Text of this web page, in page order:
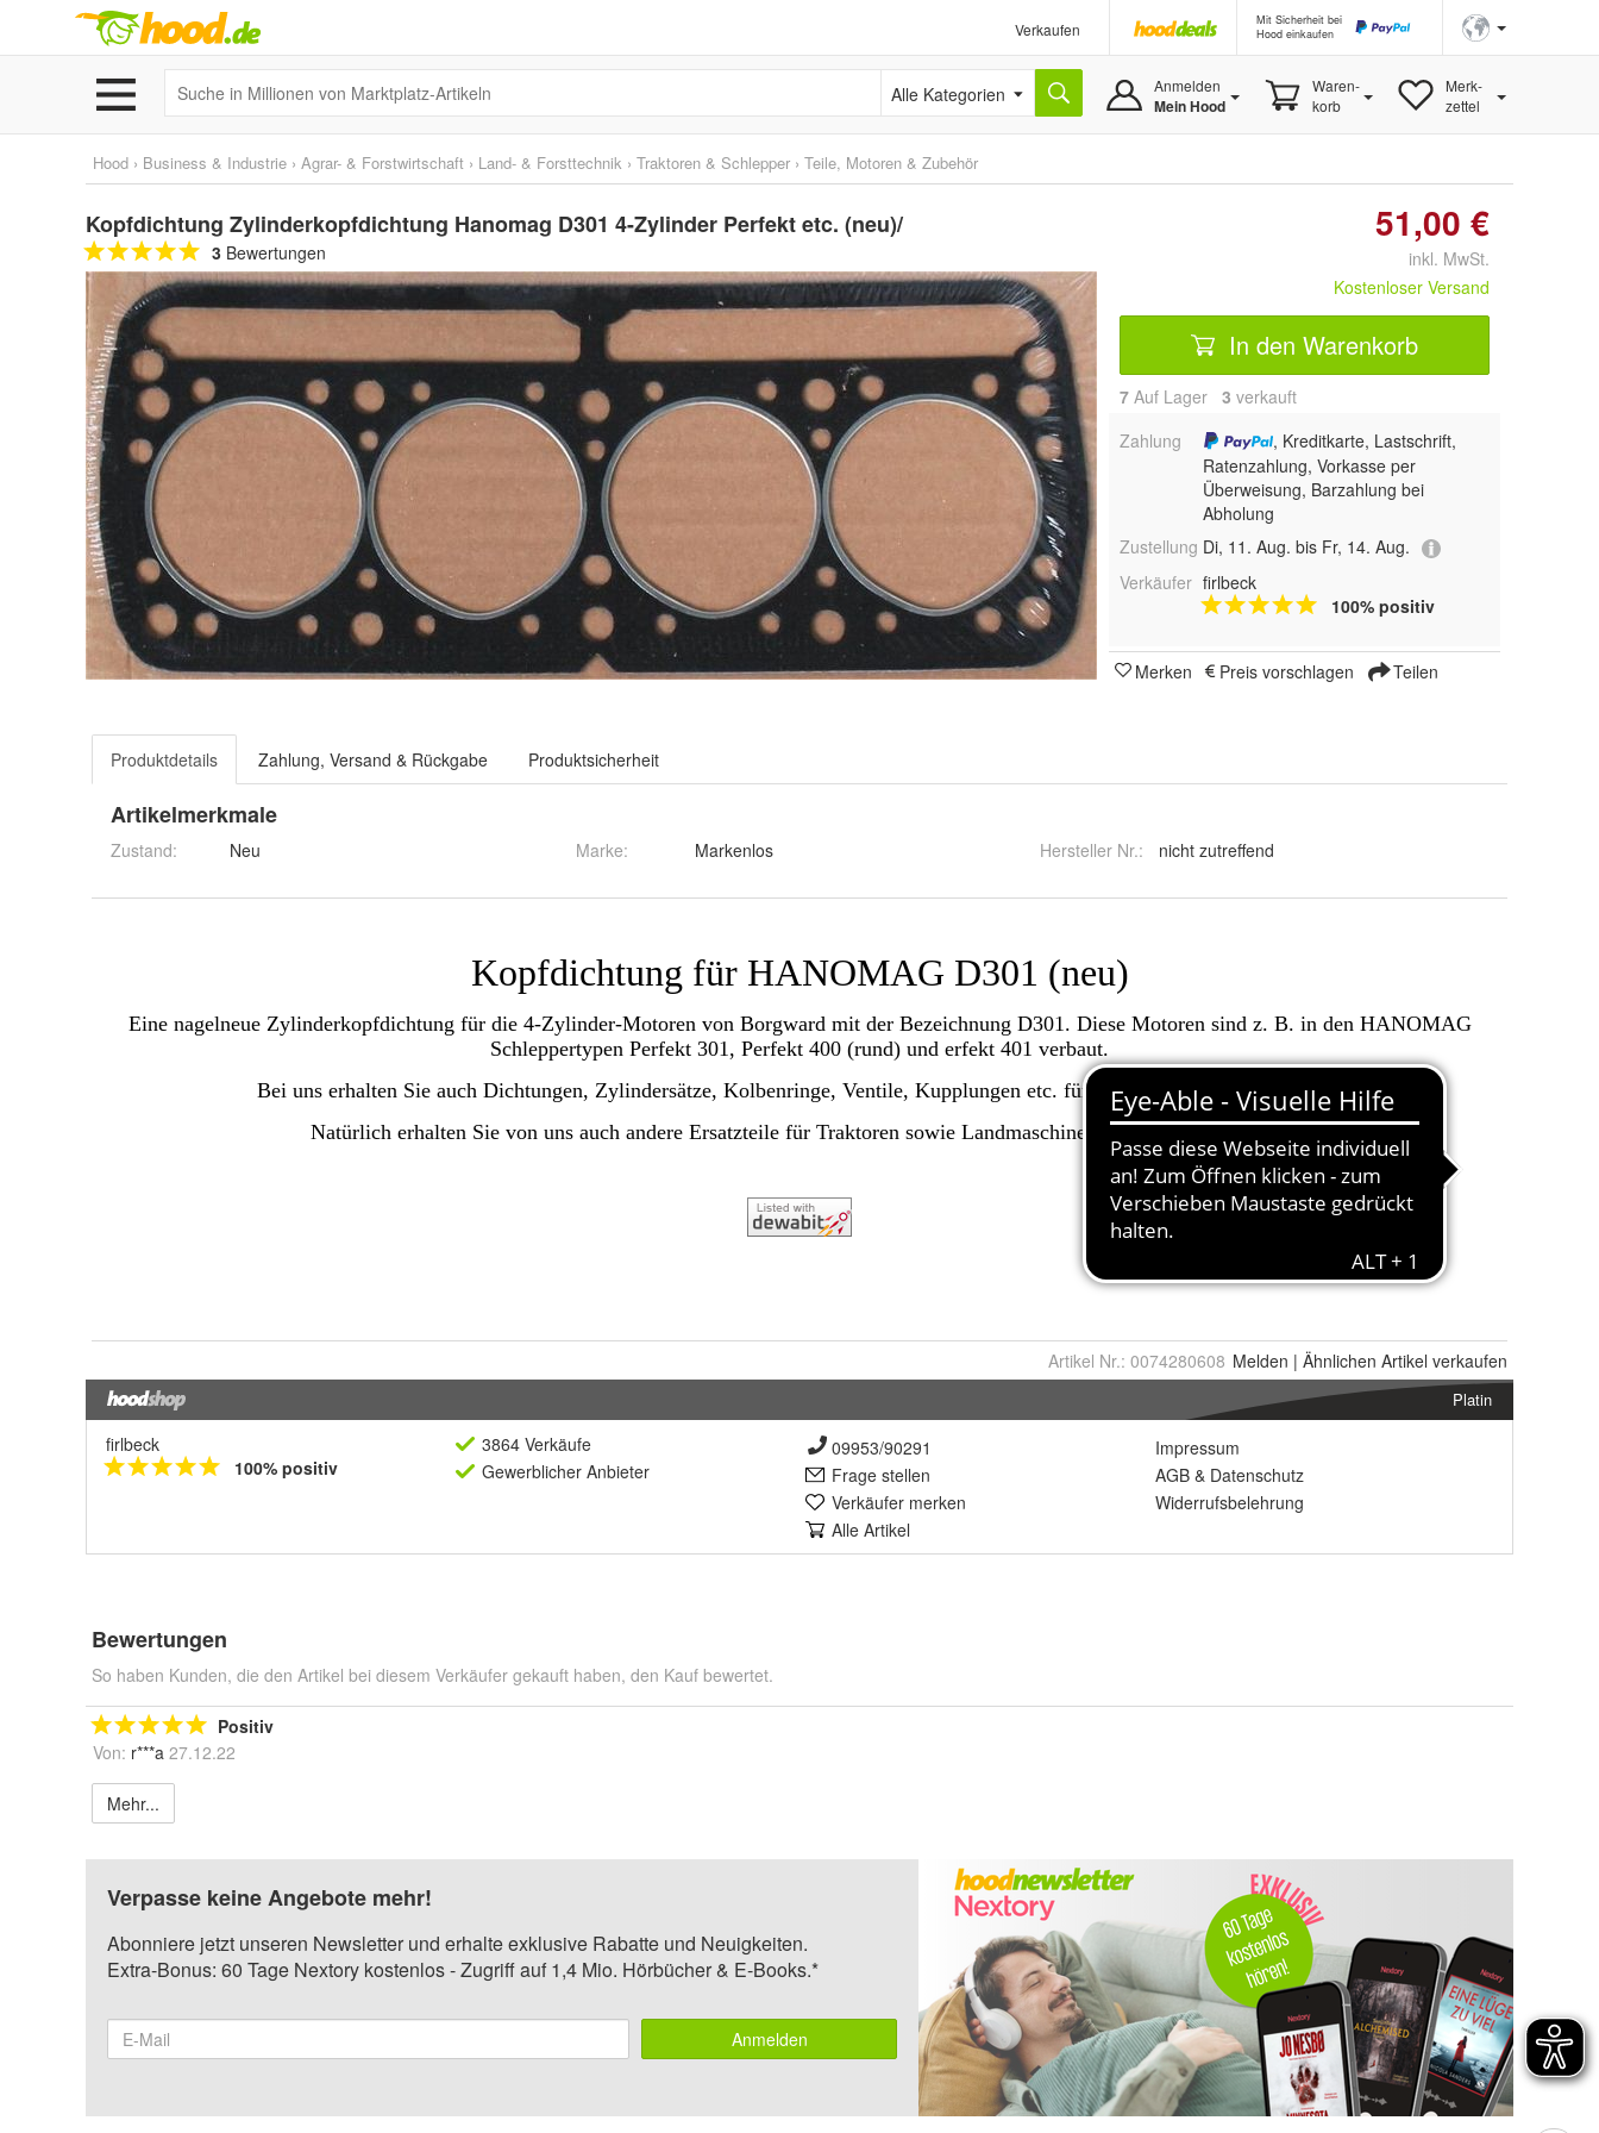
Verkaufen
Mit Sicherheit bei
Hood einkaufen
Alle Kategorien Anmelden
Mein Hood
Waren-
korb
Merk-
zettel
Hood › Business & Industrie › Agrar- & Forstwirtschaft › Land- & Forsttechnik › Traktoren & Schlepper › Teile, Motoren & Zubehör
Kopfdichtung Zylinderkopfdichtung Hanomag D301 4-Zylinder Perfekt etc. (neu)/
3 Bewertungen
51,00 €
inkl. MwSt.
Kostenloser Versand
In den Warenkorb
7 Auf Lager 3 verkauft
Zahlung
, Kreditkarte, Lastschrift,
Ratenzahlung, Vorkasse per
Überweisung, Barzahlung bei
Abholung
Zustellung Di, 11. Aug. bis Fr, 14. Aug.
Verkäufer firlbeck
100% positiv
Merken Preis vorschlagen Teilen
Produktdetails Zahlung, Versand & Rückgabe Produktsicherheit
Artikelmerkmale
Zustand: Neu Marke: Markenlos Hersteller Nr.: nicht zutreffend
Artikel Nr.: 0074280608 Melden | Ähnlichen Artikel verkaufen
Platin
firlbeck
100% positiv
3864 Verkäufe
Gewerblicher Anbieter
09953/90291
Frage stellen
Verkäufer merken
Alle Artikel
Impressum
AGB & Datenschutz
Widerrufsbelehrung
Bewertungen
So haben Kunden, die den Artikel bei diesem Verkäufer gekauft haben, den Kauf bewertet.
Positiv
Von: r***a 27.12.22
Mehr...
Verpasse keine Angebote mehr!
Abonniere jetzt unseren Newsletter und erhalte exklusive Rabatte und Neuigkeiten.
Extra-Bonus: 60 Tage Nextory kostenlos - Zugriff auf 1,4 Mio. Hörbücher & E-Books.*
Anmelden